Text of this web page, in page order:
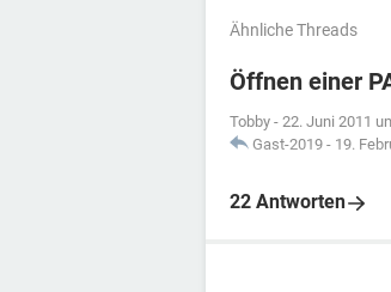
Ähnliche Threads
Öffnen einer
Tobby - 22. Juni 2011
Gast-2019 - 19.
22 Antworten